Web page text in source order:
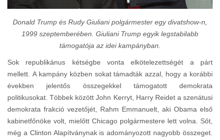
Donald Trump és Rudy Giuliani polgármester egy divatshow-n,
1999 szeptemberében. Giuliani Trump egyik legstabilabb
támogatója az idei kampányban.
Sok republikánus kétségbe vonta elkötelezettségét a párt
mellett. A kampány közben sokat támadták azzal, hogy a korábbi
években jelentős összegekkel támogatott demokrata
politikusokat. Többek között John Kerryt, Harry Reidet a szenátusi
demokrata frakció vezetőjét, Rahm Emmanuelt, aki Obama első
kabinetfőnöke volt, mielőtt Chicago polgármestere lett volna. Sőt,
még a Clinton Alapítványnak is adományozott nagyobb összeget.